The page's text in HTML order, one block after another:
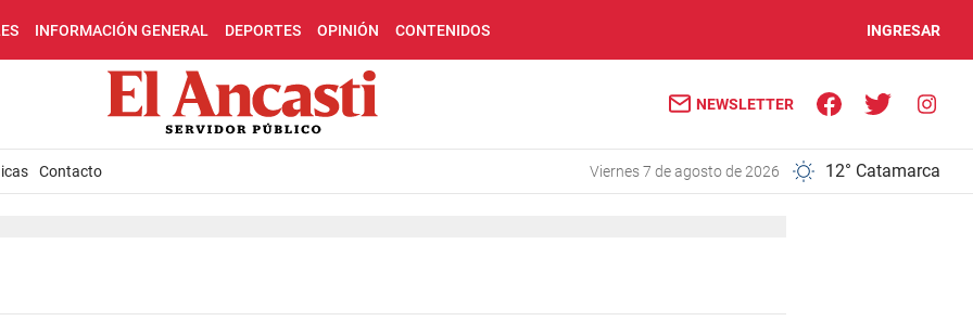
INFORMACIÓN GENERAL DEPORTES OPINIÓN CONTENIDOS INGRESAR
NEWSLETTER
Contacto viernes 7 de agosto de 2026 12° Catamarca